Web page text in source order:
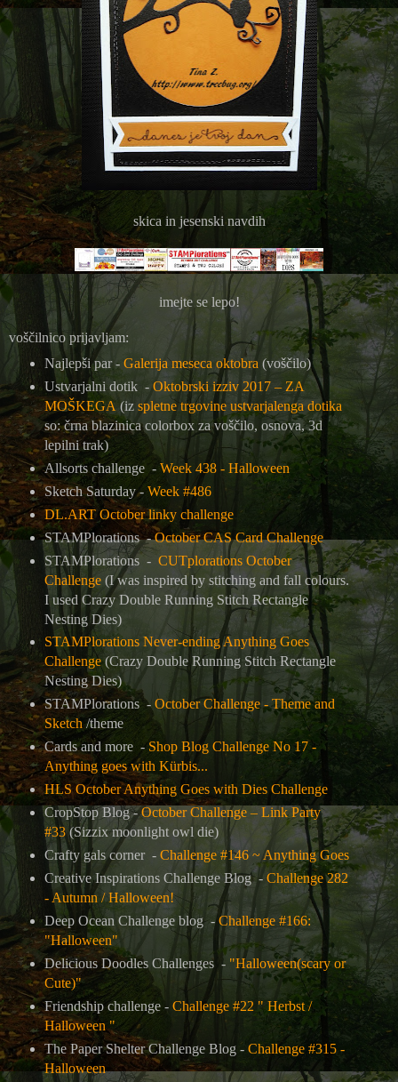
skica in jesenski navdih
imejte se lepo!
voščilnico prijavljam:
Najlepši par - Galerija meseca oktobra (voščilo)
Ustvarjalni dotik - Oktobrski izziv 2017 – ZA
MOŠKEGA (iz spletne trgovine ustvarjalenga dotika
so: črna blazinica colorbox za voščilo, osnova, 3d
lepilni trak)
Allsorts challenge - Week 438 - Halloween
Sketch Saturday - Week #486
DL.ART October linky challenge
STAMPlorations -October CAS Card Challenge
STAMPlorations - CUTplorations October
Challenge(I was inspired by stitching and fall colours.
I used Crazy Double Running Stitch Rectangle
Nesting Dies)
STAMPlorations Never-ending Anything Goes
Challenge(Crazy Double Running Stitch Rectangle
Nesting Dies)
STAMPlorations - October Challenge - Theme and
Sketch/theme
Cards and more -Shop Blog Challenge No 17 -
Anything goes with Kürbis...
HLS October Anything Goes with Dies Challenge
CropStop Blog -October Challenge – Link Party
#33(Sizzix moonlight owl die)
Crafty gals corner - Challenge #146 ~ Anything Goes
Creative Inspirations Challenge Blog - Challenge 282
- Autumn / Halloween!
Deep Ocean Challenge blog -Challenge #166:
"Halloween"
Delicious Doodles Challenges - "Halloween(scary or
Cute)"
Friendship challenge - Challenge #22 " Herbst /
Halloween "
The Paper Shelter Challenge Blog - Challenge #315 -
Halloween